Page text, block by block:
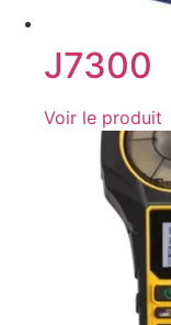
J7300
Voir le produit